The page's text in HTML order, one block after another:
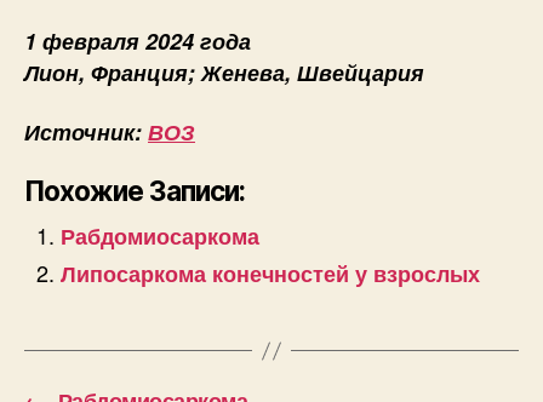
1 февраля 2024 года
Лион, Франция; Женева, Швейцария
Источник:ВОЗ
Похожие Записи:
Рабдомиосаркома
Липосаркома конечностей у взрослых